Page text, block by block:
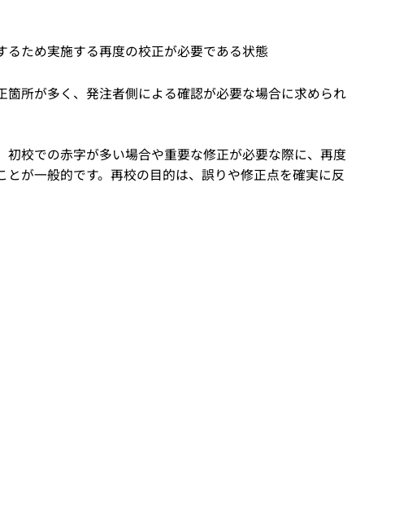
るため実施する再度の校正が必要である状態
箇所が多く、発注者側による確認が必要な場合に求められ
初校での赤字が多い場合や重要な修正が必要な際に、再度
が一般的です。再校の目的は、誤りや修正点を確実に反